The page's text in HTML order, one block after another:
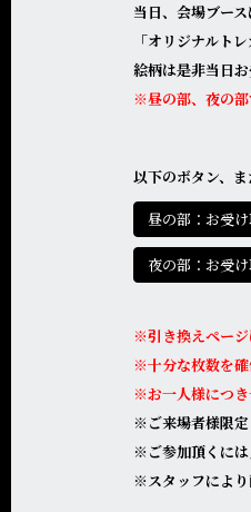
当日、会場ブー
「オリジナルト
絵柄は是非当日
※昼の部、夜の部
以下のボタン、
昼の部：お受
夜の部：お受
※引き換えページ
※十分な枚数を確
※お一人様につき
※ご来場者様限定
※ご参加頂くに
※スタッフによ